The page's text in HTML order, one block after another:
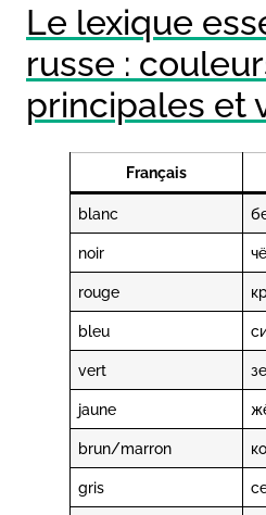
Le lexique
russe :
principales et
Français
blanc
noir
rouge
bleu
vert
jaune
brun/marron
gris